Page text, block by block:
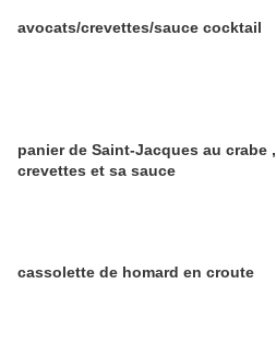
avocats/crevettes/sauce cocktail
panier de Saint-Jacques au crabe ,
crevettes et sa sauce
cassolette de homard en croute